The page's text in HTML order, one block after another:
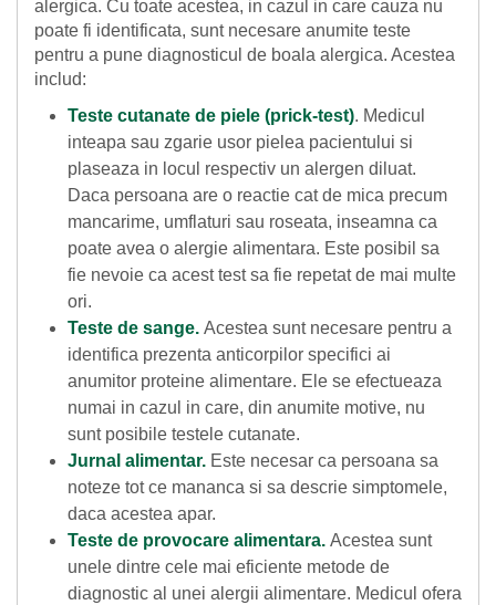
alergica. Cu toate acestea, in cazul in care cauza nu
poate fi identificata, sunt necesare anumite teste
pentru a pune diagnosticul de boala alergica. Acestea
includ:
Teste cutanate de piele (prick-test). Medicul
inteapa sau zgarie usor pielea pacientului si
plaseaza in locul respectiv un alergen diluat.
Daca persoana are o reactie cat de mica precum
mancarime, umflaturi sau roseata, inseamna ca
poate avea o alergie alimentara. Este posibil sa
fie nevoie ca acest test sa fie repetat de mai multe
ori.
Teste de sange. Acestea sunt necesare pentru a
identifica prezenta anticorpilor specifici ai
anumitor proteine ​​alimentare. Ele se efectueaza
numai in cazul in care, din anumite motive, nu
sunt posibile testele cutanate.
Jurnal alimentar. Este necesar ca persoana sa
noteze tot ce mananca si sa descrie simptomele,
daca acestea apar.
Teste de provocare alimentara. Acestea sunt
unele dintre cele mai eficiente metode de
diagnostic al unei alergii alimentare. Medicul ofera